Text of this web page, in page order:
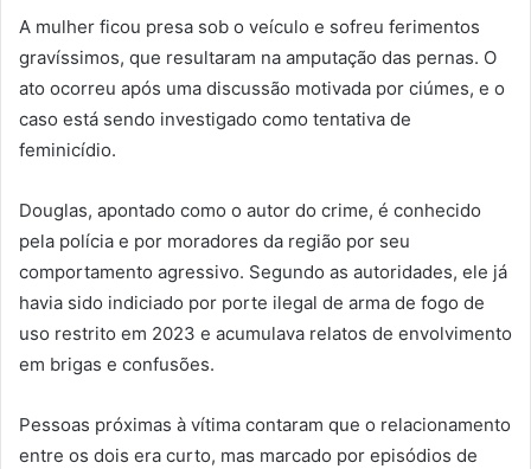
A mulher ficou presa sob o veículo e sofreu ferimentos
gravíssimos, que resultaram na amputação das pernas. O
ato ocorreu após uma discussão motivada por ciúmes, e o
caso está sendo investigado como tentativa de
feminicídio.
Douglas, apontado como o autor do crime, é conhecido
pela polícia e por moradores da região por seu
comportamento agressivo. Segundo as autoridades, ele já
havia sido indiciado por porte ilegal de arma de fogo de
uso restrito em 2023 e acumulava relatos de envolvimento
em brigas e confusões.
Pessoas próximas à vítima contaram que o relacionamento
entre os dois era curto, mas marcado por episódios de